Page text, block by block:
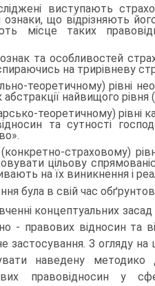
виступають
що відрізняють
місце таких
та особливостей
на трирівневу
рівні
абстракції найвищого
рівні
та сутності
страховому) рівні
цільову
на їх виникнення і
була в свій час
концептуальних засад
- правових відносин та
застосування. З огляду на
наведену методико
правовідносин у